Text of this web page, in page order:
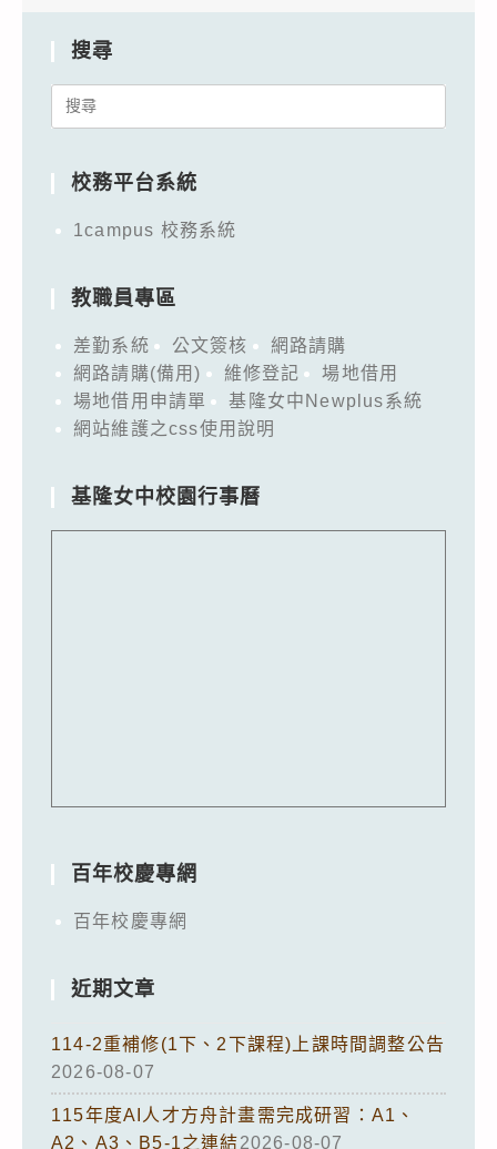
搜尋
Search
校務平台系統
1campus 校務系統
教職員專區
差勤系統 公文簽核
網路請購
網路請購(備用)
維修登記
場地借用
場地借用申請單
基隆女中Newplus系統
網站維護之css使用說明
基隆女中校園行事曆
百年校慶專網
百年校慶專網
近期文章
114-2重補修(1下、2下課程)上課時間調整公告
2026-08-07
115年度AI人才方舟計畫需完成研習：A1、
A2、A3、B5-1之連結2026-08-07